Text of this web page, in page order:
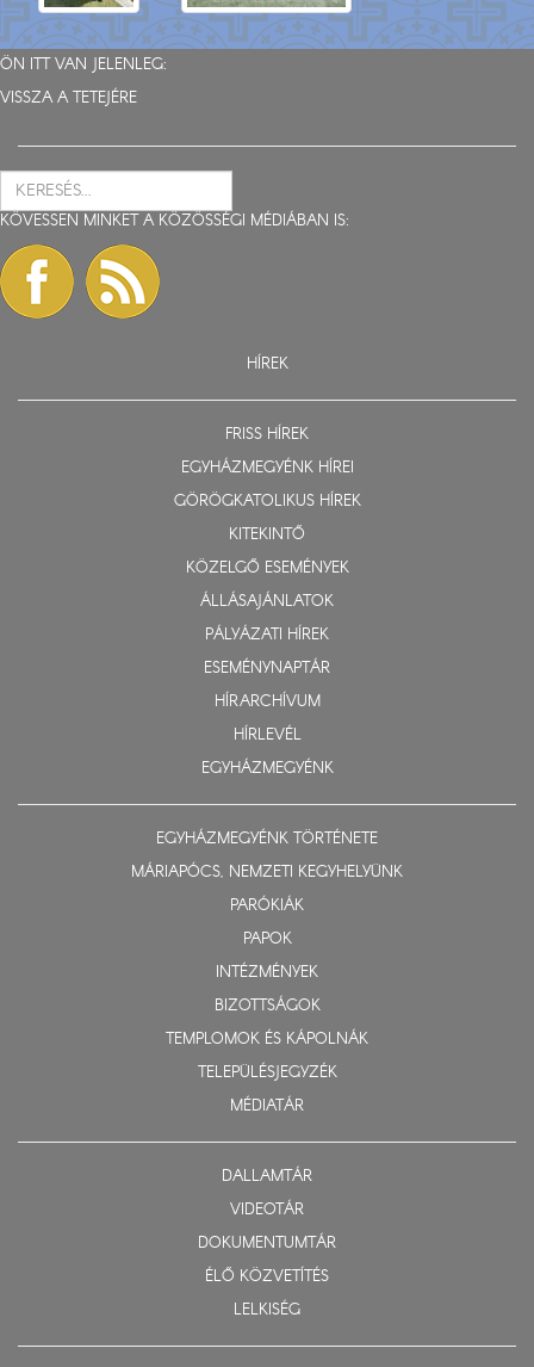
ÖN ITT VAN JELENLEG:
VISSZA A TETEJÉRE
KÖVESSEN MINKET A KÖZÖSSÉGI MÉDIÁBAN IS:
HÍREK
FRISS HÍREK
EGYHÁZMEGYÉNK HÍREI
GÖRÖGKATOLIKUS HÍREK
KITEKINTŐ
KÖZELGŐ ESEMÉNYEK
ÁLLÁSAJÁNLATOK
PÁLYÁZATI HÍREK
ESEMÉNYNAPTÁR
HÍRARCHÍVUM
HÍRLEVÉL
EGYHÁZMEGYÉNK
EGYHÁZMEGYÉNK TÖRTÉNETE
MÁRIAPÓCS, NEMZETI KEGYHELYÜNK
PARÓKIÁK
PAPOK
INTÉZMÉNYEK
BIZOTTSÁGOK
TEMPLOMOK ÉS KÁPOLNÁK
TELEPÜLÉSJEGYZÉK
MÉDIATÁR
DALLAMTÁR
VIDEOTÁR
DOKUMENTUMTÁR
ÉLŐ KÖZVETÍTÉS
LELKISÉG